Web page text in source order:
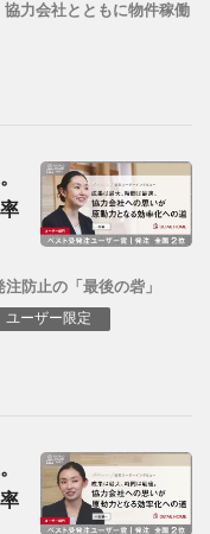
力会社とともに物件稼働
防止の「最後の砦」
ユーザー限定